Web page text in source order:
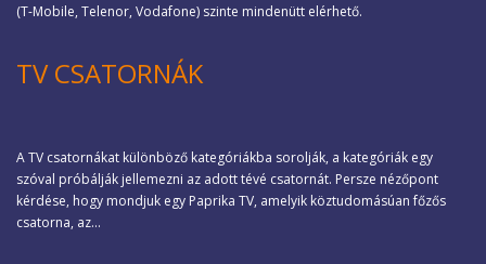
(T-Mobile, Telenor, Vodafone) szinte mindenütt elérhető.
TV CSATORNÁK
A TV csatornákat különböző kategóriákba sorolják, a kategóriák egy
szóval próbálják jellemezni az adott tévé csatornát. Persze nézőpont
kérdése, hogy mondjuk egy Paprika TV, amelyik köztudomásúan főzős
csatorna, az...